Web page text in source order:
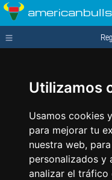
Utilizamos
Usamos cookies
para mejorar tu
nuestra web,
personalizados y
analizar el tráfico
americanbulls